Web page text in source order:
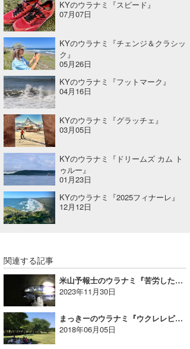
KYのウラナミ『スピード』
07月07日
KYのウラナミ『チェンジ＆クラシッ
ク』
05月26日
KYのウラナミ『フットマーク』
04月16日
KYのウラナミ『グラッチェ』
03月05日
KYのウラナミ『ドリームズ カム ト
ゥルー』
01月23日
KYのウラナミ『2025フィナーレ』
12月12日
関連する記事
米山予報士のウラナミ『苦労した刀狩り』
2023年11月30日
まっきーのウラナミ『ウクレレピクニック』
2018年06月05日